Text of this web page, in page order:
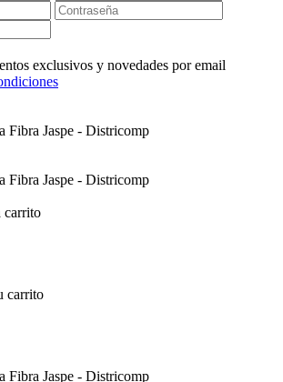
exclusivos y novedades por email
carrito
carrito